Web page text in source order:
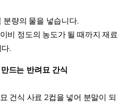
분량의 물을 넣습니다.
비 정도의 농도가 될 때까지 재료
.
드는 반려묘 간식
건식 사료 2컵을 넣어 분말이 되